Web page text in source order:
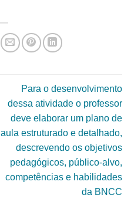
Para o desenvolvimento
dessa atividade o professor
deve elaborar um plano de
aula estruturado e detalhado,
descrevendo os objetivos
pedagógicos, público-alvo,
competências e habilidades
da BNCC